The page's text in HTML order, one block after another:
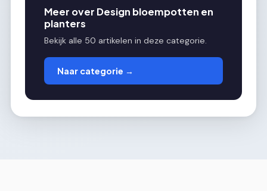
Meer over Design bloempotten en
planters
Bekijk alle 50 artikelen in deze categorie.
Naar categorie →